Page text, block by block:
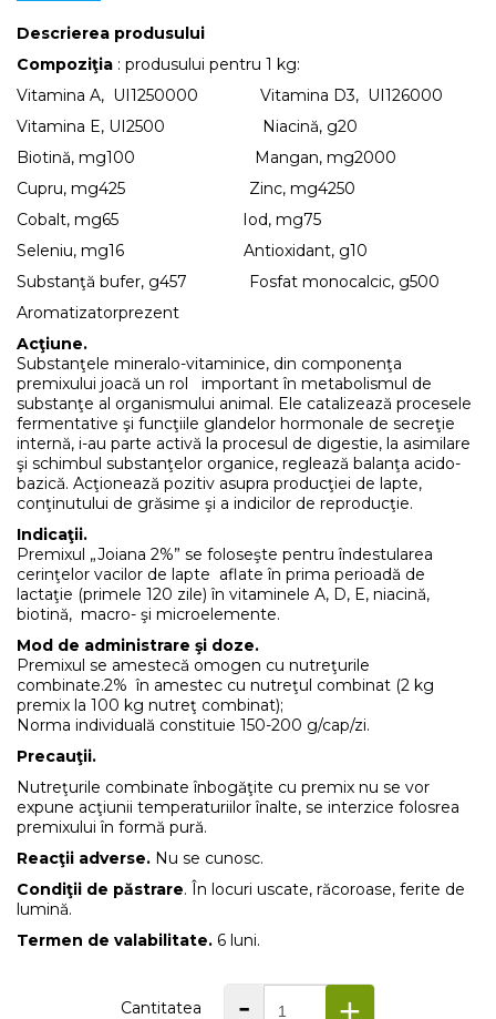
Descrierea produsului
Compoziţia : produsului pentru 1 kg:
Vitamina A, UI1250000 Vitamina D3, UI126000
Vitamina E, UI2500 Niacină, g20
Biotină, mg100 Mangan, mg2000
Cupru, mg425 Zinc, mg4250
Cobalt, mg65 Iod, mg75
Seleniu, mg16 Antioxidant, g10
Substanţă bufer, g457 Fosfat monocalcic, g500
Aromatizatorprezent
Acţiune.
Substanţele mineralo-vitaminice, din componenţa
premixului joacă un rol important în metabolismul de
substanţe al organismului animal. Ele catalizează procesele
fermentative şi funcţiile glandelor hormonale de secreţie
internă, i-au parte activă la procesul de digestie, la asimilare
şi schimbul substanţelor organice, reglează balanţa acido-
bazică. Acţionează pozitiv asupra producţiei de lapte,
conţinutului de grăsime şi a indicilor de reproducţie.
Indicaţii.
Premixul „Joiana 2%” se foloseşte pentru îndestularea
cerinţelor vacilor de lapte aflate în prima perioadă de
lactaţie (primele 120 zile) în vitaminele A, D, E, niacină,
biotină, macro- şi microelemente.
Mod de administrare şi doze.
Premixul se amestecă omogen cu nutreţurile
combinate.2% în amestec cu nutreţul combinat (2 kg
premix la 100 kg nutreţ combinat);
Norma individuală constituie 150-200 g/cap/zi.
Precauţii.
Nutreţurile combinate înbogăţite cu premix nu se vor
expune acţiunii temperaturiilor înalte, se interzice folosrea
premixului în formă pură.
Reacţii adverse. Nu se cunosc.
Condiţii de păstrare. În locuri uscate, răcoroase, ferite de
lumină.
Termen de valabilitate. 6 luni.
Cantitatea -